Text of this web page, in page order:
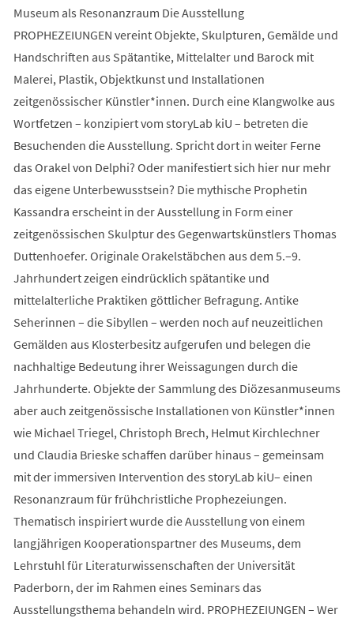
Museum als Resonanzraum Die Ausstellung
PROPHEZEIUNGEN vereint Objekte, Skulpturen, Gemälde und
Handschriften aus Spätantike, Mittelalter und Barock mit
Malerei, Plastik, Objektkunst und Installationen
zeitgenössischer Künstler*innen. Durch eine Klangwolke aus
Wortfetzen – konzipiert vom storyLab kiU – betreten die
Besuchenden die Ausstellung. Spricht dort in weiter Ferne
das Orakel von Delphi? Oder manifestiert sich hier nur mehr
das eigene Unterbewusstsein? Die mythische Prophetin
Kassandra erscheint in der Ausstellung in Form einer
zeitgenössischen Skulptur des Gegenwartskünstlers Thomas
Duttenhoefer. Originale Orakelstäbchen aus dem 5.–9.
Jahrhundert zeigen eindrücklich spätantike und
mittelalterliche Praktiken göttlicher Befragung. Antike
Seherinnen – die Sibyllen – werden noch auf neuzeitlichen
Gemälden aus Klosterbesitz aufgerufen und belegen die
nachhaltige Bedeutung ihrer Weissagungen durch die
Jahrhunderte. Objekte der Sammlung des Diözesanmuseums
aber auch zeitgenössische Installationen von Künstler*innen
wie Michael Triegel, Christoph Brech, Helmut Kirchlechner
und Claudia Brieske schaffen darüber hinaus – gemeinsam
mit der immersiven Intervention des storyLab kiU– einen
Resonanzraum für frühchristliche Prophezeiungen.
Thematisch inspiriert wurde die Ausstellung von einem
langjährigen Kooperationspartner des Museums, dem
Lehrstuhl für Literaturwissenschaften der Universität
Paderborn, der im Rahmen eines Seminars das
Ausstellungsthema behandeln wird. PROPHEZEIUNGEN – Wer